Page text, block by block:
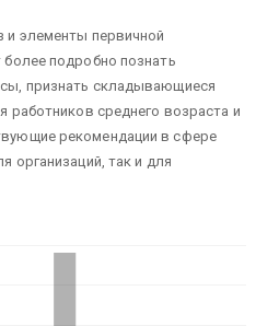
и элементы первичной
подробно познать
признать складывающиеся
работников среднего возраста и
рекомендации в сфере
организаций, так и для